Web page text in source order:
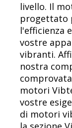
livello. Il
progettato
l'efficienza
vostre
vibranti.
nostra
motori
vostre
di motori